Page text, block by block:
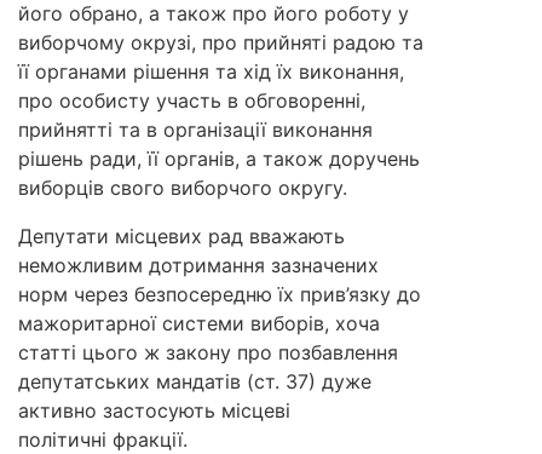
його обрано, а також про його роботу у
виборчому окрузі, про прийняті радою та
її органами рішення та хід їх виконання,
про особисту участь в обговоренні,
прийнятті та в організації виконання
рішень ради, її органів, а також доручень
виборців свого виборчого округу.
Депутати місцевих рад вважають
неможливим дотримання зазначених
норм через безпосередню їх прив’язку до
мажоритарної системи виборів, хоча
статті цього ж закону про позбавлення
депутатських мандатів (ст. 37) дуже
активно застосують місцеві
політичні фракції.